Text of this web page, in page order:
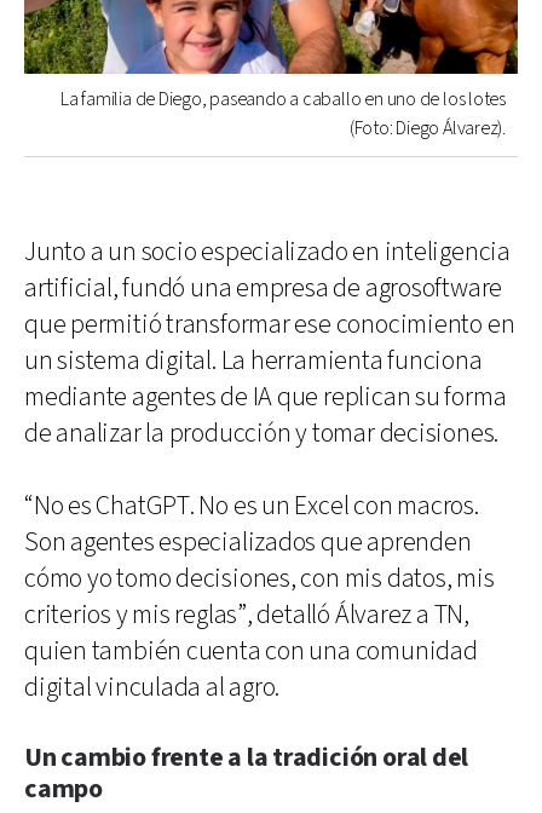
La familia de Diego, paseando a caballo en uno de los lotes
(Foto: Diego Álvarez).
Junto a un socio especializado en inteligencia
artificial, fundó una empresa de agrosoftware
que permitió transformar ese conocimiento en
un sistema digital. La herramienta funciona
mediante agentes de IA que replican su forma
de analizar la producción y tomar decisiones.
“No es ChatGPT. No es un Excel con macros.
Son agentes especializados que aprenden
cómo yo tomo decisiones, con mis datos, mis
criterios y mis reglas”, detalló Álvarez a TN,
quien también cuenta con una comunidad
digital vinculada al agro.
Un cambio frente a la tradición oral del
campo